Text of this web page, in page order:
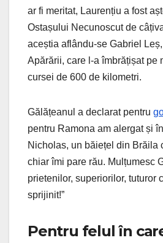
ar fi meritat, Laurențiu a fost
Ostașului Necunoscut de
aceștia aflându-se Gabriel Leș,
Apărării, care l-a îmbrățișat pe
cursei de 600 de kilometri.
Gălățeanul a declarat pentru
pentru Ramona am alergat și
Nicholas, un băiețel din Brăila
chiar îmi pare rău. Mulțumesc
prietenilor, superiorilor, tuturor
sprijinit!”
Pentru felul în